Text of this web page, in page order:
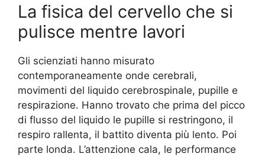
La fisica del cervello che si
pulisce mentre lavori
Gli scienziati hanno misurato
contemporaneamente onde cerebrali,
movimenti del liquido cerebrospinale, pupille e
respirazione. Hanno trovato che prima del picco
di flusso del liquido le pupille si restringono, il
respiro rallenta, il battito diventa più lento. Poi
parte londa. L’attenzione cala, le performance